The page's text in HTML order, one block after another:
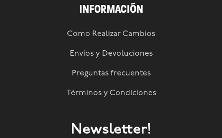
INFORMACIÓN
Como Realizar Cambios
Envíos y Devoluciones
Preguntas frecuentes
Términos y Condiciones
Newsletter!